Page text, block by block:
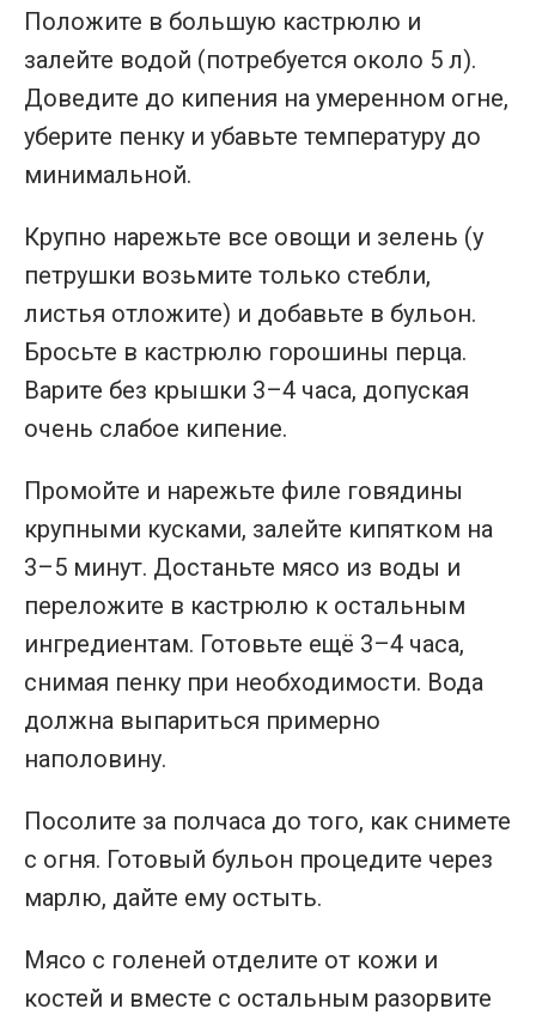
Положите в большую кастрюлю и
залейте водой (потребуется около 5 л).
Доведите до кипения на умеренном огне,
уберите пенку и убавьте температуру до
минимальной.
Крупно нарежьте все овощи и зелень (у
петрушки возьмите только стебли,
листья отложите) и добавьте в бульон.
Бросьте в кастрюлю горошины перца.
Варите без крышки 3–4 часа, допуская
очень слабое кипение.
Промойте и нарежьте филе говядины
крупными кусками, залейте кипятком на
3–5 минут. Достаньте мясо из воды и
переложите в кастрюлю к остальным
ингредиентам. Готовьте ещё 3–4 часа,
снимая пенку при необходимости. Вода
должна выпариться примерно
наполовину.
Посолите за полчаса до того, как снимете
с огня. Готовый бульон процедите через
марлю, дайте ему остыть.
Мясо с голеней отделите от кожи и
костей и вместе с остальным разорвите